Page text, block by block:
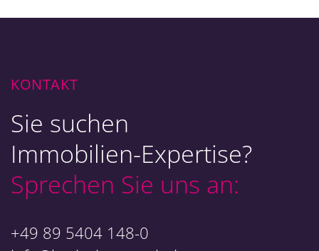
KONTAKT
Sie suchen
Immobilien-Expertise?
Sprechen Sie uns an:
+49 89 5404 148-0